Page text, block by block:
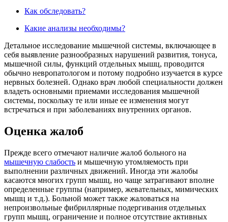
Как обследовать?
Какие анализы необходимы?
Детальное исследование мышечной системы, включающее в
себя выявление разнообразных нарушений развития, тонуса,
мышечной силы, функций отдельных мышц, проводится
обычно невропатологом и потому подробно изучается в курсе
нервных болезней. Однако врач любой специальности должен
владеть основными приемами исследования мышечной
системы, поскольку те или иные ее изменения могут
встречаться и при заболеваниях внутренних органов.
Оценка жалоб
Прежде всего отмечают наличие жалоб больного на
мышечную слабость и мышечную утомляемость при
выполнении различных движений. Иногда эти жалобы
касаются многих групп мышц, но чаще затрагивают вполне
определенные группы (например, жевательных, мимических
мышц и т.д.). Больной может также жаловаться на
непроизвольные фибриллярные подергивания отдельных
групп мышц, ограничение и полное отсутствие активных